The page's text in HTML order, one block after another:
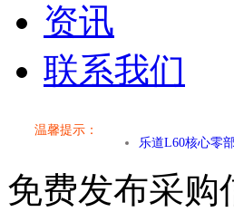
资讯
联系我们
温馨提示：
乐道L60核心零
第二代 AION V
免费发布采购